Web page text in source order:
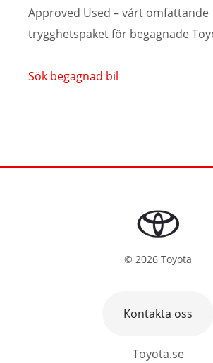
Approved Used – vårt omfattande
trygghetspaket för begagnade
Sök begagnad bil
© 2026 Toyota
Toyota.se
Kontakta oss